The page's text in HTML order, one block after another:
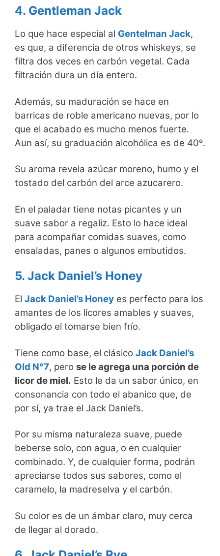
4. Gentleman Jack
Lo que hace especial al Gentelman Jack,
es que, a diferencia de otros whiskeys, se
filtra dos veces en carbón vegetal. Cada
filtración dura un día entero.
Además, su maduración se hace en
barricas de roble americano nuevas, por lo
que el acabado es mucho menos fuerte.
Aun así, su graduación alcohólica es de 40º.
Su aroma revela azúcar moreno, humo y el
tostado del carbón del arce azucarero.
En el paladar tiene notas picantes y un
suave sabor a regaliz. Esto lo hace ideal
para acompañar comidas suaves, como
ensaladas, panes o algunos embutidos.
5. Jack Daniel’s Honey
El Jack Daniel’s Honey es perfecto para los
amantes de los licores amables y suaves,
obligado el tomarse bien frío.
Tiene como base, el clásico Jack Daniel’s
Old N°7, pero se le agrega una porción de
licor de miel. Esto le da un sabor único, en
consonancia con todo el abanico que, de
por sí, ya trae el Jack Daniel’s.
Por su misma naturaleza suave, puede
beberse solo, con agua, o en cualquier
combinado. Y, de cualquier forma, podrán
apreciarse todos sus sabores, como el
caramelo, la madreselva y el carbón.
Su color es de un ámbar claro, muy cerca
de llegar al dorado.